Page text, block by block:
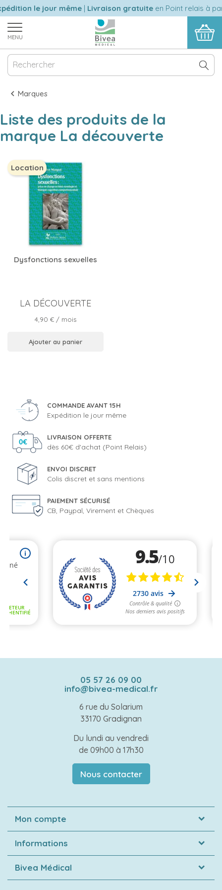
le jour même| Livraison gratuiteen Point relais à
MENU
Marques
Liste des produits de la
marque La découverte
Dysfonctions sexuelles
LA DÉCOUVERTE
Prix
4,90 € / mois
Ajouter au panier
Location
COMMANDE AVANT 15H
Expédition le jour même
LIVRAISON OFFERTE
dès 60€ d'achat (Point Relais)
ENVOI DISCRET
Colis discret et sans mentions
PAIEMENT SÉCURISÉ
CB, Paypal, Virement et Chèques
05 57 26 09 00
info@bivea-medical.fr
6 rue du Solarium
33170 Gradignan
Du lundi au vendredi
de 09h00 à 17h30
Nous contacter
Mon compte
Informations
Bivea Médical